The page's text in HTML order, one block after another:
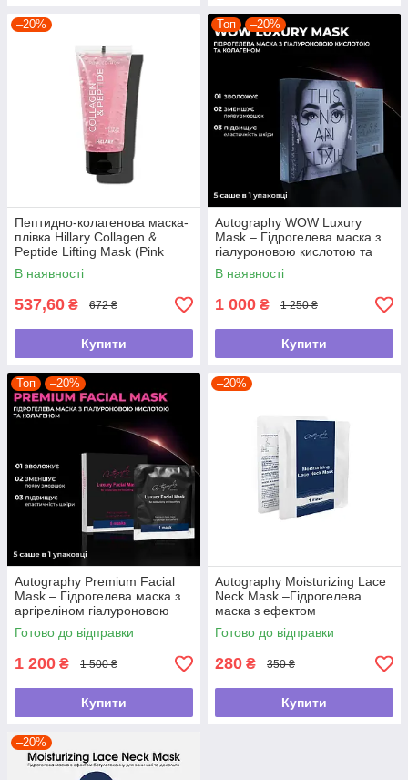
–20%
Пептидно-колагенова маска-
плівка Hillary Collagen &
Peptide Lifting Mask (Pink
Edition), 90 мл
В наявності
537,60 ₴ 672 ₴
Купити
Топ –20%
Autography WOW Luxury
Mask – Гідрогелева маска з
гіалуроновою кислотою та
колагеном, 5 саше в 1 уп.
В наявності
1 000 ₴ 1 250 ₴
Купити
Топ –20%
Autography Premium Facial
Mask – Гідрогелева маска з
аргіреліном гіалуроновою
кислотою колагеном, 5саше в
1уп
Готово до відправки
1 200 ₴ 1 500 ₴
Купити
–20%
Autography Moisturizing Lace
Neck Mask –Гідрогелева
маска з ефектом
ботулотоксину для зони шиї
та декол (саше)
Готово до відправки
280 ₴ 350 ₴
Купити
–20%